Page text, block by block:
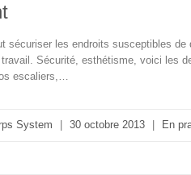
sécuriser les endroits susceptibles
Sécurité, esthétisme, voici les
escaliers,…
System 30 octobre 2013 En